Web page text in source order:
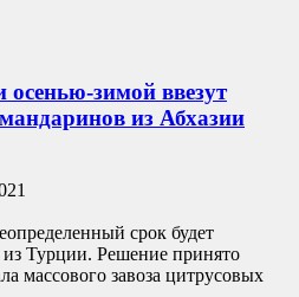
зимой ввезут
из Абхазии
срок будет
Турции. Решение принято
массового завоза цитрусовых